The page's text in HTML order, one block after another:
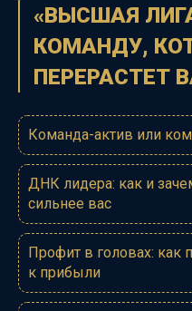
«ВЫСШАЯ
КОМАНДУ,
ПЕРЕРАСТЕТ
Команда-актив или
ДНК лидера: как и
сильнее вас
Профит в головах: как
к прибыли